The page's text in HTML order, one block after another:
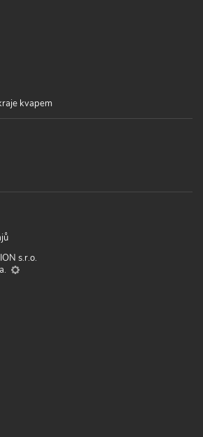
kvapem
s.r.o.